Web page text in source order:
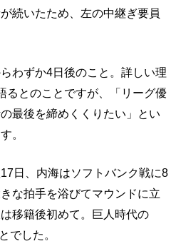
続いたため、左の中継ぎ要員
わずか4日後のこと。詳しい理
るとのことですが、「リーグ優
最後を締めくくりたい」とい
。
日、内海はソフトバンク戦に8
な拍手を浴びてマウンドに立
移籍後初めて。巨人時代の
でした。